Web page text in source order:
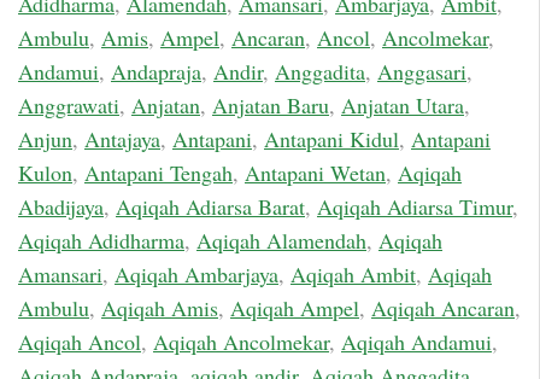
Ambulu, Amis, Ampel, Ancaran, Ancol, Ancolmekar,
Andamui, Andapraja, Andir, Anggadita, Anggasari,
Anggrawati, Anjatan, Anjatan Baru, Anjatan Utara,
Anjun, Antajaya, Antapani, Antapani Kidul, Antapani
Kulon, Antapani Tengah, Antapani Wetan, Aqiqah
Abadijaya, Aqiqah Adiarsa Barat, Aqiqah Adiarsa Timur,
Aqiqah Adidharma, Aqiqah Alamendah, Aqiqah
Amansari, Aqiqah Ambarjaya, Aqiqah Ambit, Aqiqah
Ambulu, Aqiqah Amis, Aqiqah Ampel, Aqiqah Ancaran,
Aqiqah Ancol, Aqiqah Ancolmekar, Aqiqah Andamui,